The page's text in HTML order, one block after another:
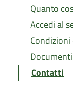
Quanto
Accedi al
Contatti